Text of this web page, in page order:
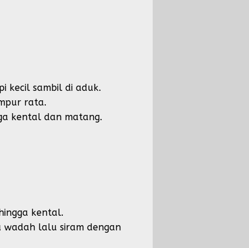
kecil sambil di aduk.
rata.
kental dan matang.
kental.
wadah lalu siram dengan